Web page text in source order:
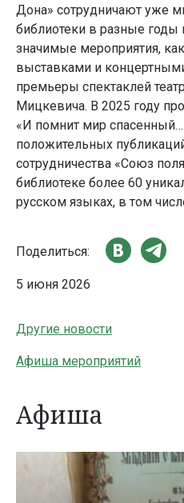
Дона» сотрудничают уже
библиотеки в разные годы
значимые мероприятия,
выставками и
премьеры спектаклей
Мицкевича. В 2025 году
«И помнит мир
положительных
сотрудничества «Союз
библиотеке более 60
русском языках, в том
Поделиться:
5 июня 2026
Другие новости
Афиша мероприятий
Афиша